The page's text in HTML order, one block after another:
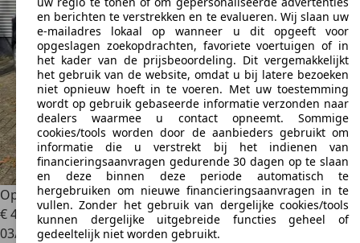
Opel Zafira1.4 Selection *7PERS-140PK-CRUISECTRL*
€ 4.950€ 5.950,-
03/2012
en berichten te verstrekken en te evalueren. Wij slaan uw
e-mailadres lokaal op wanneer u dit opgeeft voor
opgeslagen zoekopdrachten, favoriete voertuigen of in
het kader van de prijsbeoordeling. Dit vergemakkelijkt
het gebruik van de website, omdat u bij latere bezoeken
niet opnieuw hoeft in te voeren. Met uw toestemming
wordt op gebruik gebaseerde informatie verzonden naar
dealers waarmee u contact opneemt. Sommige
cookies/tools worden door de aanbieders gebruikt om
informatie die u verstrekt bij het indienen van
financieringsaanvragen gedurende 30 dagen op te slaan
en deze binnen deze periode automatisch te
hergebruiken om nieuwe financieringsaanvragen in te
vullen. Zonder het gebruik van dergelijke cookies/tools
kunnen dergelijke uitgebreide functies geheel of
gedeeltelijk niet worden gebruikt.